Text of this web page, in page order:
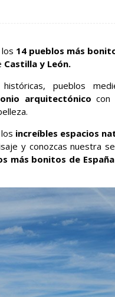
14 pueblos más
Castilla y León.
pueblos
arquitectónico con
increíbles espacios
y conozcas nuestra
más bonitos de